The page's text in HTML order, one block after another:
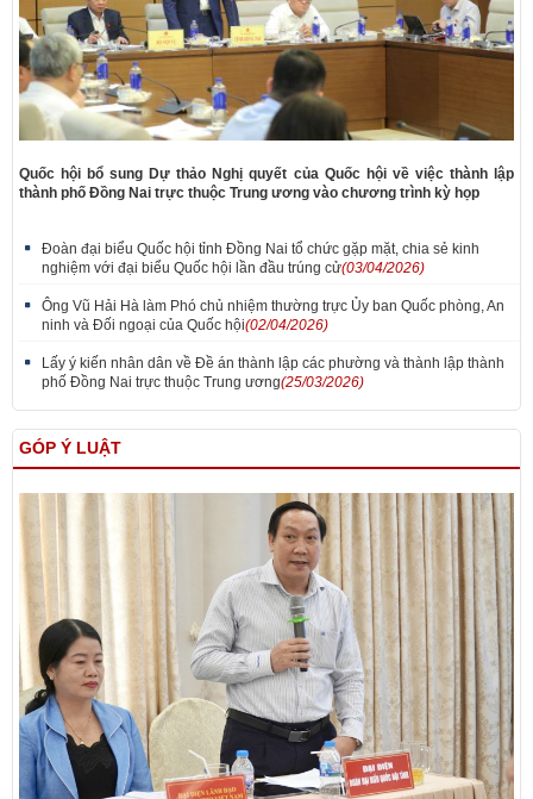
Quốc hội bổ sung Dự thảo Nghị quyết của Quốc hội về việc thành lập
thành phố Đồng Nai trực thuộc Trung ương vào chương trình kỳ họp
Đoàn đại biểu Quốc hội tỉnh Đồng Nai tổ chức gặp mặt, chia sẻ kinh
nghiệm với đại biểu Quốc hội lần đầu trúng cử(03/04/2026)
Ông Vũ Hải Hà làm Phó chủ nhiệm thường trực Ủy ban Quốc phòng, An
ninh và Đối ngoại của Quốc hội(02/04/2026)
Lấy ý kiến nhân dân về Đề án thành lập các phường và thành lập thành
phố Đồng Nai trực thuộc Trung ương(25/03/2026)
GÓP Ý LUẬT